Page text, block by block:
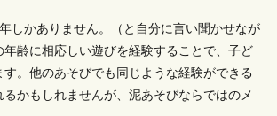
しかありません。（と自分に言い聞かせなが
年齢に相応しい遊びを経験することで、子ど
す。他のあそびでも同じような経験ができる
かもしれませんが、泥あそびならではのメ